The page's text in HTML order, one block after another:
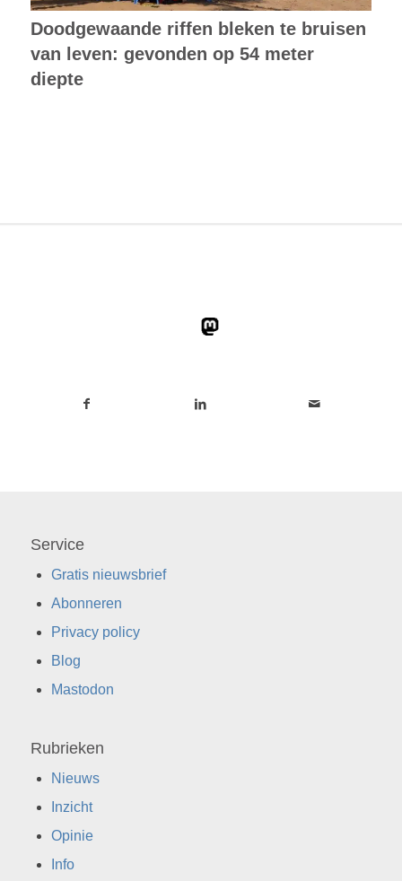
Doodgewaande riffen bleken te bruisen
van leven: gevonden op 54 meter
diepte
Service
Gratis nieuwsbrief
Abonneren
Privacy policy
Blog
Mastodon
Rubrieken
Nieuws
Inzicht
Opinie
Info